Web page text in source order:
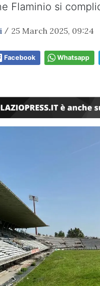
Flaminio si
/ 25 March 2025, 09:24
Facebook Whatsapp